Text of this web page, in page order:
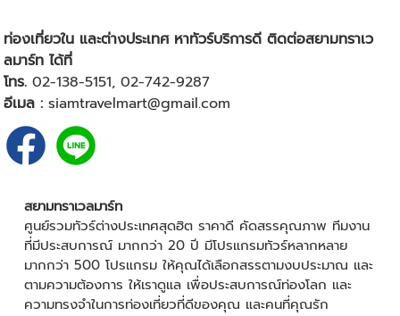
ท่องเที่ยวใน และต่างประเทศ หาทัวร์บริการดี ติดต่อสยามทราเว
ลมาร์ท ได้ที่
โทร. 02-138-5151, 02-742-9287
อีเมล : siamtravelmart@gmail.com
สยามทราเวลมาร์ท
ศูนย์รวมทัวร์ต่างประเทศสุดฮิต ราคาดี คัดสรรคุณภาพ ทีมงาน
ที่มีประสบการณ์ มากกว่า 20 ปี มีโปรแกรมทัวร์หลากหลาย
มากกว่า 500 โปรแกรม ให้คุณได้เลือกสรรตามงบประมาณ และ
ตามความต้องการ ให้เราดูแล เพื่อประสบการณ์ท่องโลก และ
ความทรงจำในการท่องเที่ยวที่ดีของคุณ และคนที่คุณรัก